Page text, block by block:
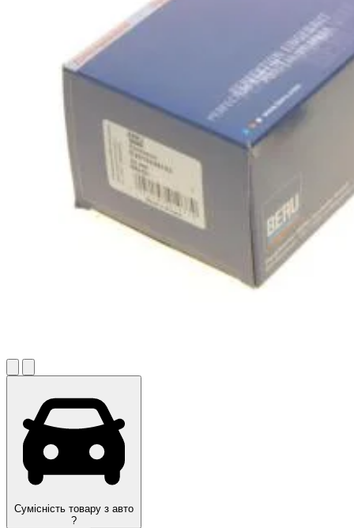
Сумісність товару з авто
?